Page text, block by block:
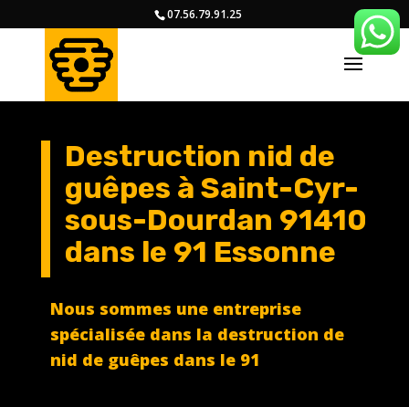
07.56.79.91.25
Destruction nid de
guêpes à Saint-Cyr-
sous-Dourdan 91410
dans le 91 Essonne
Nous sommes une entreprise
spécialisée dans la destruction de
nid de guêpes dans le 91